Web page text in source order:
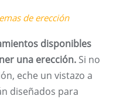
de erección
disponibles
una erección. Si no
eche un vistazo a
diseñados para